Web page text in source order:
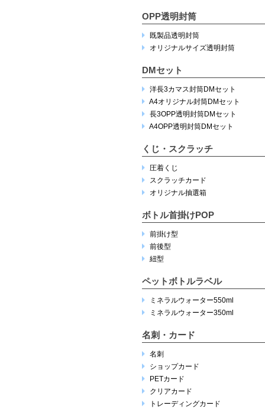
OPP透明封筒
既製品透明封筒
オリジナルサイズ透明封筒
DMセット
洋長3カマス封筒DMセット
A4オリジナル封筒DMセット
長3OPP透明封筒DMセット
A4OPP透明封筒DMセット
くじ・スクラッチ
圧着くじ
スクラッチカード
オリジナル抽選箱
ボトル首掛けPOP
前掛け型
前後型
紐型
ペットボトルラベル
ミネラルウォーター550ml
ミネラルウォーター350ml
名刺・カード
名刺
ショップカード
PETカード
クリアカード
トレーディングカード